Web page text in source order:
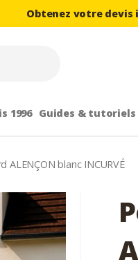
Obtenez votre
1996 Guides & tutoriels
blanc INCURVÉ